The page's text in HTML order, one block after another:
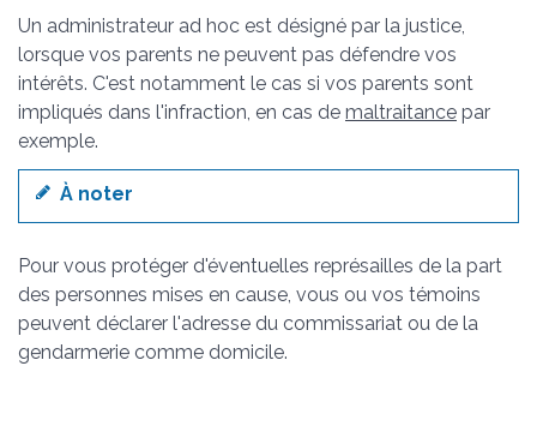
Un administrateur ad hoc est désigné par la justice,
lorsque vos parents ne peuvent pas défendre vos
intérêts. C'est notamment le cas si vos parents sont
impliqués dans l'infraction, en cas de maltraitance par
exemple.
À noter
Pour vous protéger d'éventuelles représailles de la part
des personnes mises en cause, vous ou vos témoins
peuvent déclarer l'adresse du commissariat ou de la
gendarmerie comme domicile.